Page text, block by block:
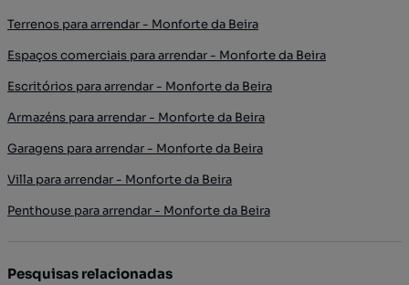
Terrenos para arrendar - Monforte da Beira
Espaços comerciais para arrendar - Monforte da Beira
Escritórios para arrendar - Monforte da Beira
Armazéns para arrendar - Monforte da Beira
Garagens para arrendar - Monforte da Beira
Villa para arrendar - Monforte da Beira
Penthouse para arrendar - Monforte da Beira
Pesquisas relacionadas